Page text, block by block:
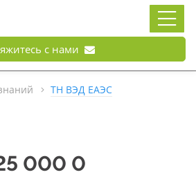
с нами
ТН ВЭД ЕАЭС
000 0